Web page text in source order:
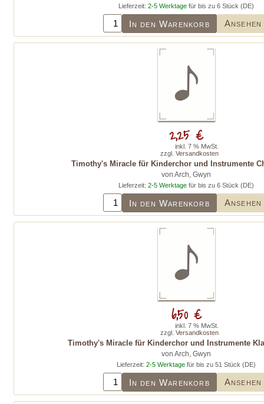
Lieferzeit: 2-5 Werktage für bis zu 6 Stück (DE)
In den Warenkorb Ansehen
Timothy's Miracle für Kinderchor und Instrumente
von Arch, Gwyn
Lieferzeit: 2-5 Werktage für bis zu 6 Stück (DE)
In den Warenkorb Ansehen
2,25 €
inkl. 7 % MwSt.
zzgl. Versandkosten
Timothy's Miracle für Kinderchor und Instrumente
von Arch, Gwyn
Lieferzeit: 2-5 Werktage für bis zu 51 Stück (DE)
In den Warenkorb Ansehen
6,50 €
inkl. 7 % MwSt.
zzgl. Versandkosten